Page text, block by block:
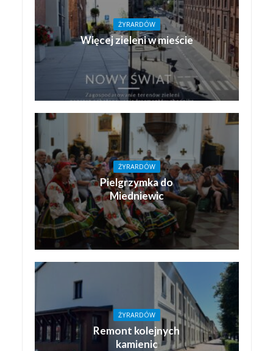
ŻYRARDÓW
Więcej zieleni w mieście
ŻYRARDÓW
Pielgrzymka do
Miedniewic
ŻYRARDÓW
Remont kolejnych
kamienic